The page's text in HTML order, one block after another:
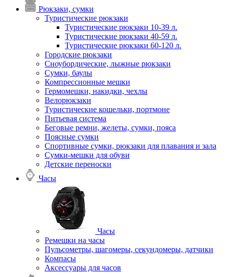
Рюкзаки, сумки
Туристические рюкзаки
Туристические рюкзаки 10-39 л.
Туристические рюкзаки 40-59 л.
Туристические рюкзаки 60-120 л.
Городские рюкзаки
Сноубордические, лыжные рюкзаки
Сумки, баулы
Компрессионные мешки
Гермомешки, накидки, чехлы
Велорюкзаки
Туристические кошельки, портмоне
Питьевая система
Беговые ремни, желеты, сумки, пояса
Поясные сумки
Спортивные сумки, рюкзаки для плавания и зала
Сумки-мешки для обуви
Детские переноски
Часы
Часы
Ремешки на часы
Пульсометры, шагомеры, секундомеры, датчики
Компасы
Аксессуары для часов